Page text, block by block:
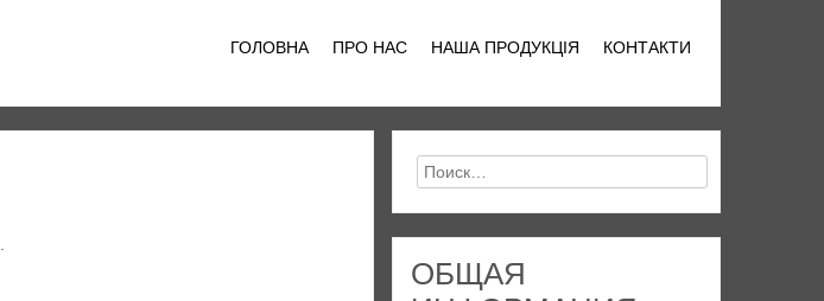
ГОЛОВНА ПРО НАС НАША ПРОДУКЦІЯ КОНТАКТИ
Найти:
ОБЩАЯ